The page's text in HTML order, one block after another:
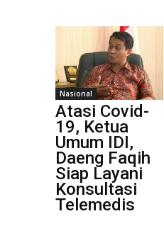
Nasional
Atasi Covid-
19, Ketua
Umum IDI,
Daeng Faqih
Siap Layani
Konsultasi
Telemedis